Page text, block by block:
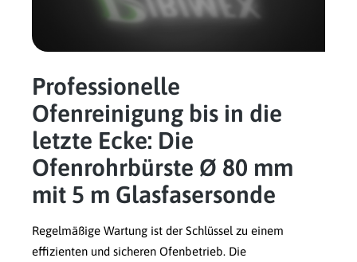
Professionelle
Ofenreinigung bis in die
letzte Ecke: Die
Ofenrohrbürste Ø 80 mm
mit 5 m Glasfasersonde
Regelmäßige Wartung ist der Schlüssel zu einem
effizienten und sicheren Ofenbetrieb. Die